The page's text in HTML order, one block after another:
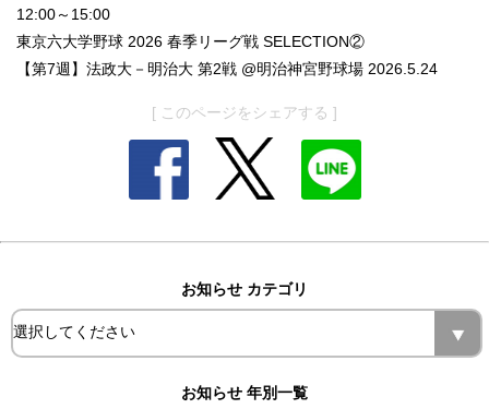
12:00～15:00
東京六大学野球 2026 春季リーグ戦 SELECTION②
【第7週】法政大－明治大 第2戦 @明治神宮野球場 2026.5.24
[ このページをシェアする ]
お知らせ カテゴリ
お知らせ 年別一覧